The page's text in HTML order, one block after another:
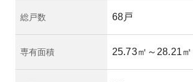
総戸数 68戸
専有面積 25.73㎡ ～28.21㎡